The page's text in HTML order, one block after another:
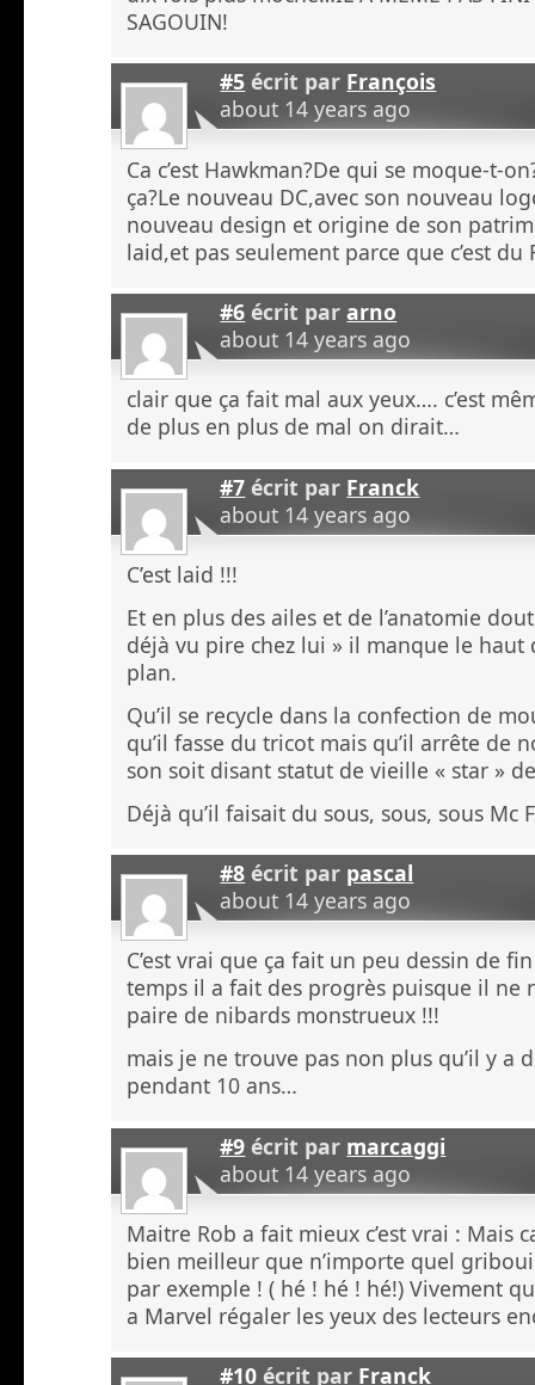
SAGOUIN!
#5 écrit par François
about 14 years ago
Ca c’est Hawkman?De qui se moque-t-
ça?Le nouveau DC,avec son nouveau
nouveau design et origine de son
laid,et pas seulement parce que c’est du
#6 écrit pararno
about 14 years ago
clair que ça fait mal aux yeux…. c’est
de plus en plus de mal on dirait…
#7 écrit par Franck
about 14 years ago
C’est laid !!!
Et en plus des ailes et de l’anatomie
déjà vu pire chez lui » il manque le haut
plan.
Qu’il se recycle dans la confection de
qu’il fasse du tricot mais qu’il arrête de
son soit disant statut de vieille « star »
Déjà qu’il faisait du sous, sous, sous Mc
#8 écrit par pascal
about 14 years ago
C’est vrai que ça fait un peu dessin de
temps il a fait des progrès puisque il ne
paire de nibards monstrueux !!!
mais je ne trouve pas non plus qu’il y a
pendant 10 ans…
#9 écrit par marcaggi
about 14 years ago
Maitre Rob a fait mieux c’est vrai : Mais
bien meilleur que n’importe quel
par exemple ! ( hé ! hé ! hé!) Vivement
a Marvel régaler les yeux des lecteurs
#10 écrit par Franck